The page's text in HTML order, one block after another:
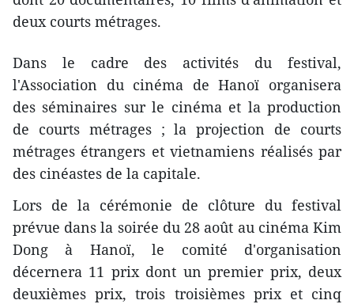
deux courts métrages.
Dans le cadre des activités du festival,
l'Association du cinéma de Hanoï organisera
des séminaires sur le cinéma et la production
de courts métrages ; la projection de courts
métrages étrangers et vietnamiens réalisés par
des cinéastes de la capitale.
Lors de la cérémonie de clôture du festival
prévue dans la soirée du 28 août au cinéma Kim
Dong à Hanoï, le comité d'organisation
décernera 11 prix dont un premier prix, deux
deuxièmes prix, trois troisièmes prix et cinq